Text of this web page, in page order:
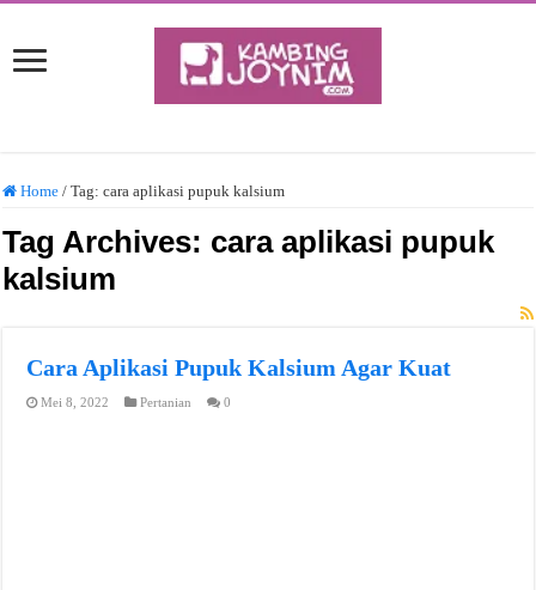
Home / Tag:cara aplikasi pupuk kalsium
Tag Archives: cara aplikasi pupuk
kalsium
Cara Aplikasi Pupuk Kalsium Agar Kuat
Mei 8, 2022 Pertanian 0